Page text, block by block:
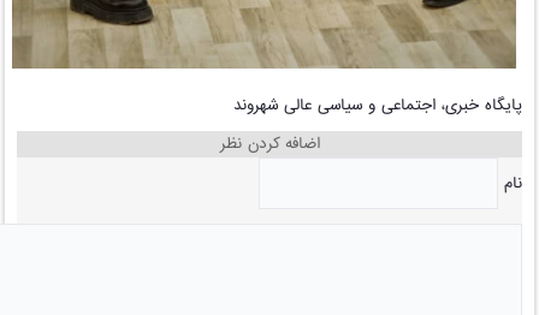
پایگاه خبری، اجتماعی و سیاسی عالی شهروند
اضافه کردن نظر
نام